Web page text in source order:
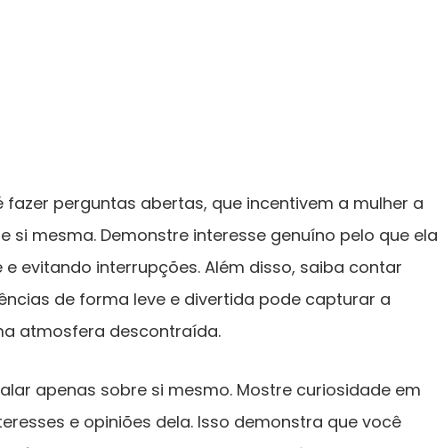
fazer perguntas abertas, que incentivem a mulher a
si mesma. Demonstre interesse genuíno pelo que ela
evitando interrupções. Além disso, saiba contar
de forma leve e divertida pode capturar a
atmosfera descontraída.
apenas sobre si mesmo. Mostre curiosidade em
e opiniões dela. Isso demonstra que você